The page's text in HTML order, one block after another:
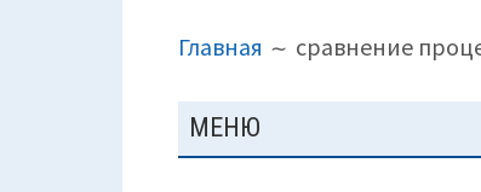
САЙТЕ
(ХЛЕБНЫЕ
Главная сравнение
ОСНОВНАЯ
ПАНЕЛЬ
МЕНЮ